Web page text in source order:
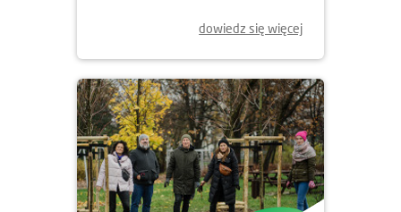
dowiedz się więcej